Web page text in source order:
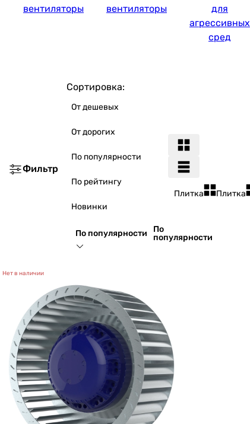
вентиляторы
вентиляторы
для
агрессивных
сред
Фильтр
Сортировка:
От дешевых
От дорогих
По популярности
По рейтингу
Новинки
По популярности
По
популярности
Плитка Плитка
Нет в наличии